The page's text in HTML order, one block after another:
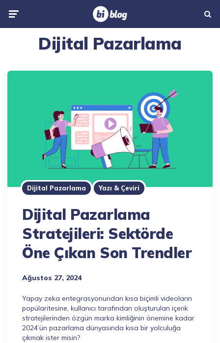
Dijital Pazarlama
Dijital Pazarlama Yazı & Çeviri
Dijital Pazarlama
Stratejileri: Sektörde
Öne Çıkan Son Trendler
Ağustos 27, 2024
Yapay zeka entegrasyonundan kısa biçimli videoların
popülaritesine, kullanıcı tarafından oluşturulan içerik
stratejilerinden özgün marka kimliğinin önemine kadar
2024’ün pazarlama dünyasında kısa bir yolculuğa
çıkmak ister misin?